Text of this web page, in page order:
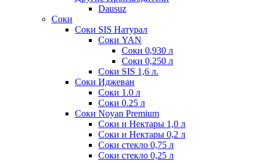
Dausuz
Соки
Соки SIS Натурал
Соки YAN
Соки 0,930 л
Соки 0,250 л
Соки SIS 1,6 л.
Соки Иджеван
Соки 1.0 л
Соки 0.25 л
Соки Noyan Premium
Соки и Нектары 1,0 л
Соки и Нектары 0,2 л
Соки стекло 0,75 л
Соки стекло 0,25 л